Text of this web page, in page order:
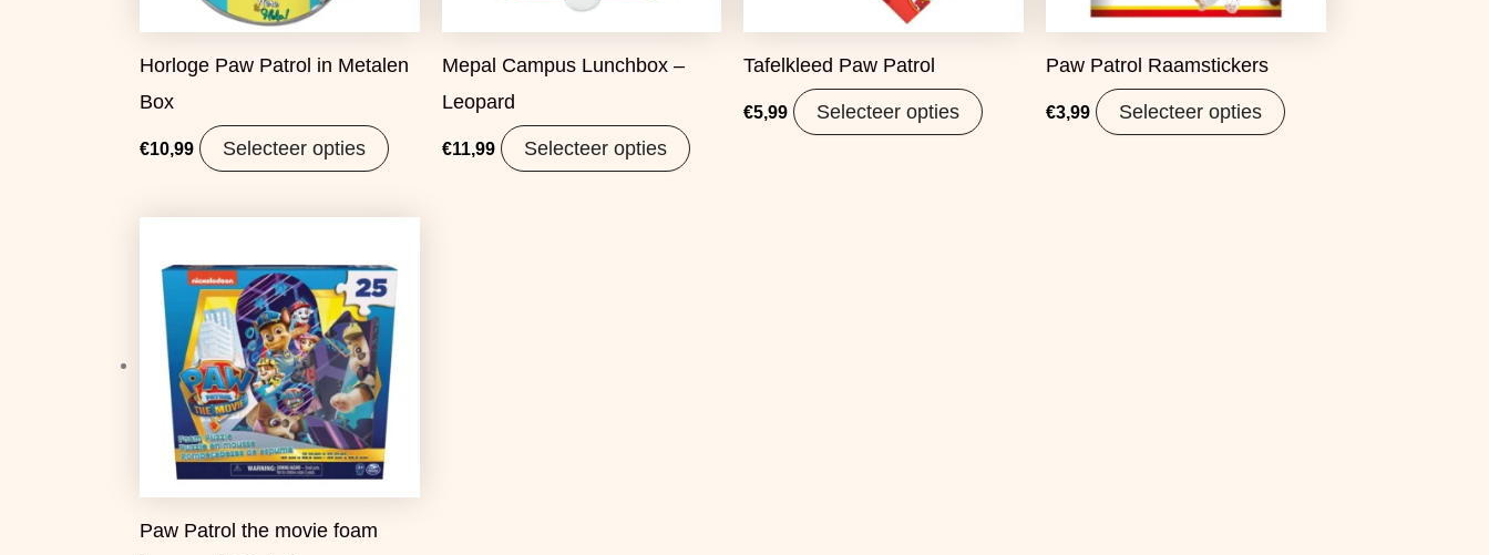
Horloge Paw Patrol in Metalen
Box
€10,99 Selecteer opties
Mepal Campus Lunchbox –
Leopard
€11,99 Selecteer opties
Tafelkleed Paw Patrol
€5,99 Selecteer opties
Paw Patrol Raamstickers
€3,99 Selecteer opties
Paw Patrol the movie foam